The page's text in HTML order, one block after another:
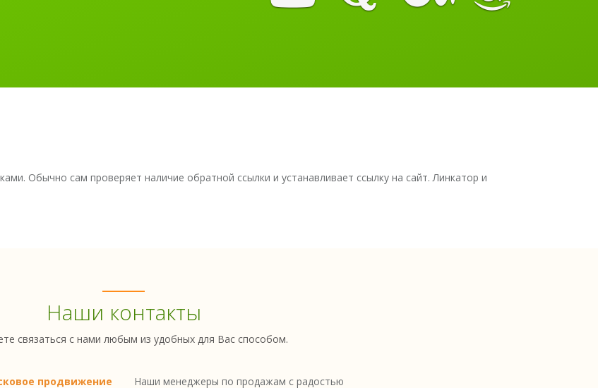
Обычно сам проверяет наличие обратной ссылки и устанавливает ссылку на сайт. Линкатор и
Наши контакты
связаться с нами любым из удобных для Вас способом.
продвижение Наши менеджеры по продажам с радостью